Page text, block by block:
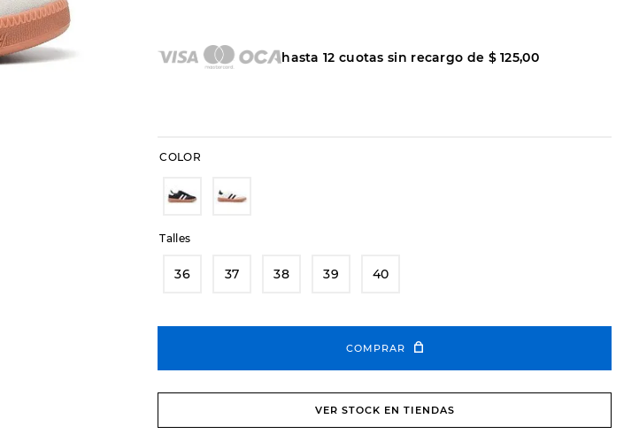
hasta12 cuotas sin recargo de $ 125,00
COLOR
Talles
36 37 38 39 40
COMPRAR
VER STOCK EN TIENDAS